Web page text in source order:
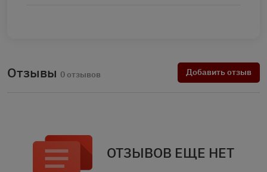
Отзывы 0 отзывов Добавить отзыв
ОТЗЫВОВ ЕЩЕ НЕТ